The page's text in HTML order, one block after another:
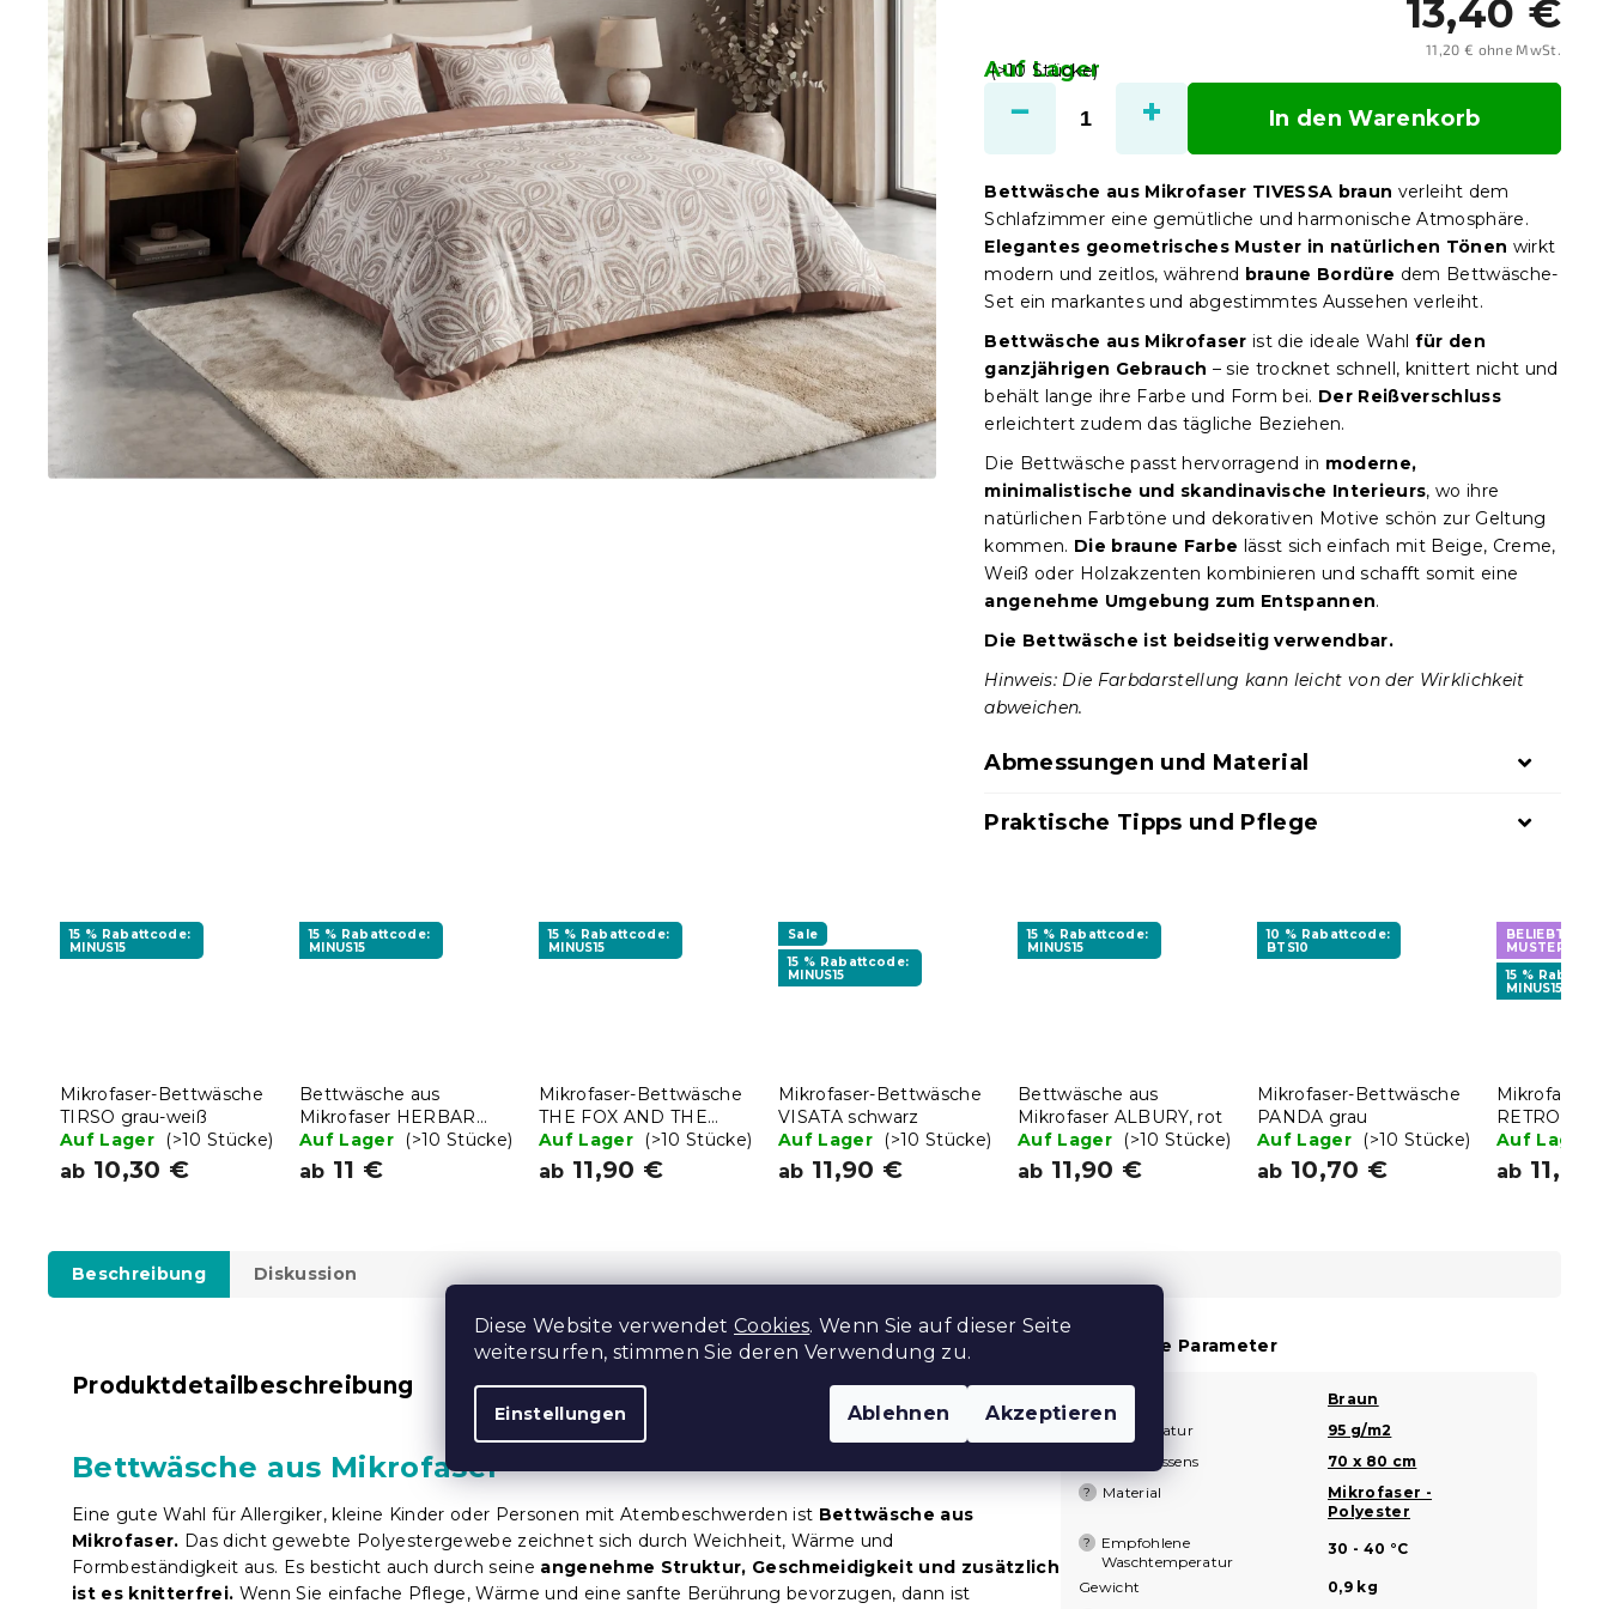
Diese Website verwendet Cookies. Wenn Sie auf dieser Seite
weitersurfen, stimmen Sie deren Verwendung zu.
Einstellungen Ablehnen Akzeptieren
13,40 €
11,20 € ohne MwSt.
Auf Lager
(>10 Stücke)
In den Warenkorb
Bettwäsche aus Mikrofaser TIVESSA braun verleiht dem
Schlafzimmer eine gemütliche und harmonische Atmosphäre.
Elegantes geometrisches Muster in natürlichen Tönen wirkt
modern und zeitlos, während braune Bordüre dem Bettwäsche-
Set ein markantes und abgestimmtes Aussehen verleiht.
Bettwäsche aus Mikrofaser ist die ideale Wahl für den
ganzjährigen Gebrauch – sie trocknet schnell, knittert nicht und
behält lange ihre Farbe und Form bei. Der Reißverschluss
erleichtert zudem das tägliche Beziehen.
Die Bettwäsche passt hervorragend in moderne,
minimalistische und skandinavische Interieurs, wo ihre
natürlichen Farbtöne und dekorativen Motive schön zur Geltung
kommen. Die braune Farbe lässt sich einfach mit Beige, Creme,
Weiß oder Holzakzenten kombinieren und schafft somit eine
angenehme Umgebung zum Entspannen.
Die Bettwäsche ist beidseitig verwendbar.
Hinweis: Die Farbdarstellung kann leicht von der Wirklichkeit
abweichen.
Abmessungen und Material
Praktische Tipps und Pflege
15 % Rabattcode:
MINUS15
Mikrofaser-Bettwäsche
TIRSO grau-weiß
Auf Lager
(>10 Stücke)
ab 10,30 €
15 % Rabattcode:
MINUS15
Bettwäsche aus
Mikrofaser HERBAR
beige
Auf Lager (>10 Stücke)
ab 11 €
15 % Rabattcode:
MINUS15
Mikrofaser-Bettwäsche
THE FOX AND THE
HARE dunkelgrün
Auf Lager (>10 Stücke)
ab 11,90 €
Sale
15 % Rabattcode:
MINUS15
Mikrofaser-Bettwäsche
VISATA schwarz
Auf Lager
(>10 Stücke)
ab 11,90 €
15 % Rabattcode:
MINUS15
Bettwäsche aus
Mikrofaser ALBURY, rot
Auf Lager
(>10 Stücke)
ab 11,90 €
10 % Rabattcode:
BTS10
Mikrofaser-Bettwäsche
PANDA grau
Auf Lager
(>10 Stücke)
ab 10,70 €
BELIEBTES
MUSTER
15 %
MINUS15
Mikrofaser-
RETRO
bunt
Auf Lager
ab 11,90
Beschreibung Diskussion
Produktdetailbeschreibung
Bettwäsche aus Mikrofaser
Eine gute Wahl für Allergiker, kleine Kinder oder Personen mit Atembeschwerden ist Bettwäsche aus
Mikrofaser. Das dicht gewebte Polyestergewebe zeichnet sich durch Weichheit, Wärme und
Formbeständigkeit aus. Es besticht auch durch seine angenehme Struktur, Geschmeidigkeit und zusätzlich
ist es knitterfrei. Wenn Sie einfache Pflege, Wärme und eine sanfte Berührung bevorzugen, dann ist
Zusätzliche Parameter
Braun
Grammatur
95 g/m2
Maße des Kissens
70 x 80 cm
? Material
Mikrofaser -
Polyester
?
Empfohlene
Waschtemperatur
30 - 40 °C
Gewicht 0,9 kg